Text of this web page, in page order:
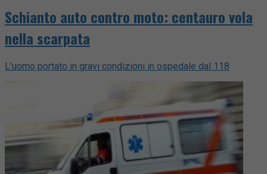
Schianto auto contro moto: centauro vola
nella scarpata
L'uomo portato in gravi condizioni in ospedale dal 118